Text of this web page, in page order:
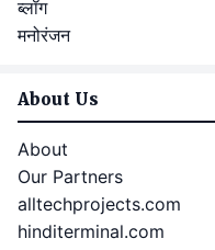
ब्लॉग
मनोरंजन
About Us
About
Our Partners
alltechprojects.com
hinditerminal.com